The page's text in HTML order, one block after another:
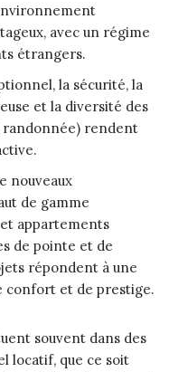
avec un régime
étrangers.
la sécurité, la
et la diversité des
randonnée) rendent
nouveaux
de gamme
appartements
de pointe et de
répondent à une
confort et de prestige.
souvent dans des
locatif, que ce soit